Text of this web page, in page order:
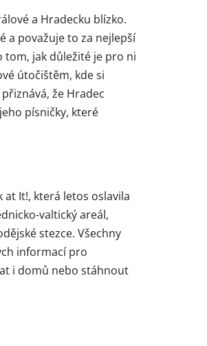
a Hradecku blízko.
a považuje to za nejlepší
tom, jak důležité je pro ni
útočištěm, kde si
že Hradec
písničky, které
at It!, která letos oslavila
valtický areál,
stezce. Všechny
informací pro
i domů nebo stáhnout